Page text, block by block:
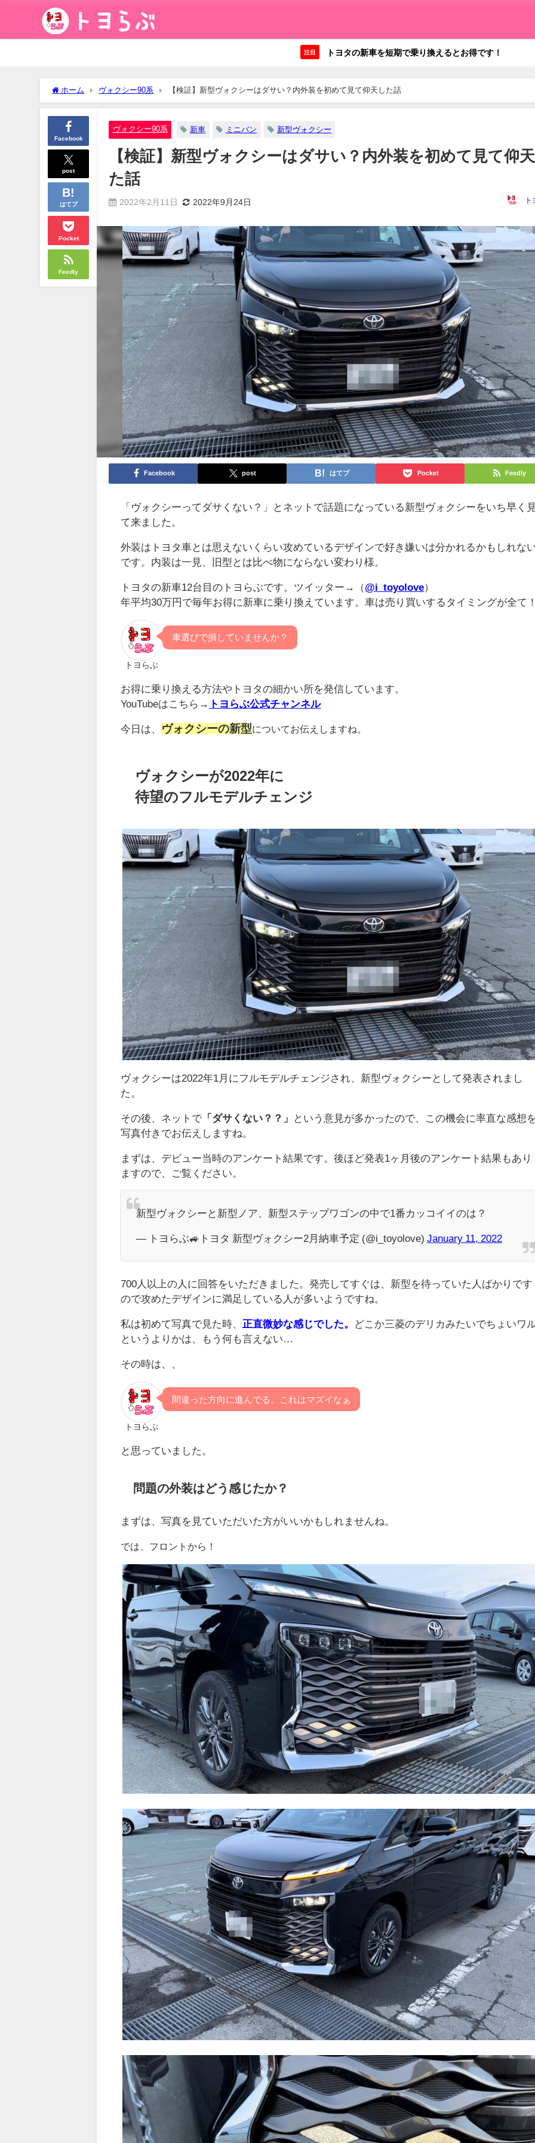
注目 トヨタの新車を短期で乗り換えるとお得です！
ホーム ヴォクシー90系 【検証】新型ヴォクシーはダサい？内外装を初めて見て仰天した話
Facebook
post
はてブ
Pocket
Feedly
ヴォクシー90系 新車 ミニバン 新型ヴォクシー
【検証】新型ヴォクシーはダサい？内外装を初めて見て仰
た話
2022年2月11日 2022年9月24日 ト
Facebook post はてブ Pocket Feedly
「ヴォクシーってダサくない？」とネットで話題になっている新型ヴォクシーをいち早く
て来ました。
外装はトヨタ車とは思えないくらい攻めているデザインで好き嫌いは分かれるかもしれな
です。内装は一見、旧型とは比べ物にならない変わり様。
トヨタの新車12台目のトヨらぶです。ツイッター→（@i_toyolove）
年平均30万円で毎年お得に新車に乗り換えています。車は売り買いするタイミングが全て
トヨらぶ
車選びで損していませんか？
お得に乗り換える方法やトヨタの細かい所を発信しています。
YouTubeはこちら→ トヨらぶ公式チャンネル
今日は、 ヴォクシーの新型についてお伝えしますね。
ヴォクシーが2022年に
待望のフルモデルチェンジ
ヴォクシーは2022年1月にフルモデルチェンジされ、新型ヴォクシーとして発表されまし
た。
その後、ネットで 「ダサくない？？」
という意見が多かったので、この機会に率直な感想
写真付きでお伝えしますね。
まずは、デビュー当時のアンケート結果です。後ほど発表1ヶ月後のアンケート結果もあり
ますので、ご覧ください。
新型ヴォクシーと新型ノア、新型ステップワゴンの中で1番カッコイイのは？
— トヨらぶ🚙トヨタ 新型ヴォクシー2月納車予定 (@i_toyolove) January 11, 2022
700人以上の人に回答をいただきました。発売してすぐは、新型を待っていた人ばかりです
ので攻めたデザインに満足している人が多いようですね。
私は初めて写真で見た時、 正直微妙な感じでした。
どこか三菱のデリカみたいでちょいワ
というよりかは、もう何も言えない…
その時は、、
トヨらぶ
間違った方向に進んでる。これはマズイなぁ
と思っていました。
問題の外装はどう感じたか？
まずは、写真を見ていただいた方がいいかもしれませんね。
では、フロントから！